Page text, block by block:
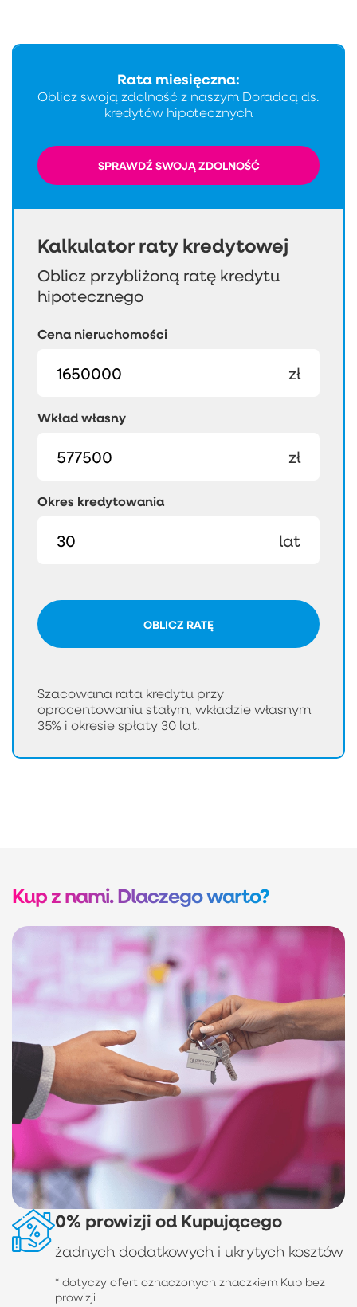
Kalkulator raty kredytowej
Oblicz przybliżoną ratę kredytu
hipotecznego
Cena nieruchomości
zł
Wkład własny
zł
Okres kredytowania
lat
OBLICZ RATĘ
Szacowana rata kredytu przy
oprocentowaniu stałym, wkładzie własnym
35% i okresie spłaty 30 lat.
Rata miesięczna:
Oblicz swoją zdolność z naszym Doradcą ds.
kredytów hipotecznych
SPRAWDŹ SWOJĄ ZDOLNOŚĆ
Kup z nami. Dlaczego warto?
0% prowizji od Kupującego
żadnych dodatkowych i ukrytych kosztów
* dotyczy ofert oznaczonych znaczkiem Kup bez
prowizji